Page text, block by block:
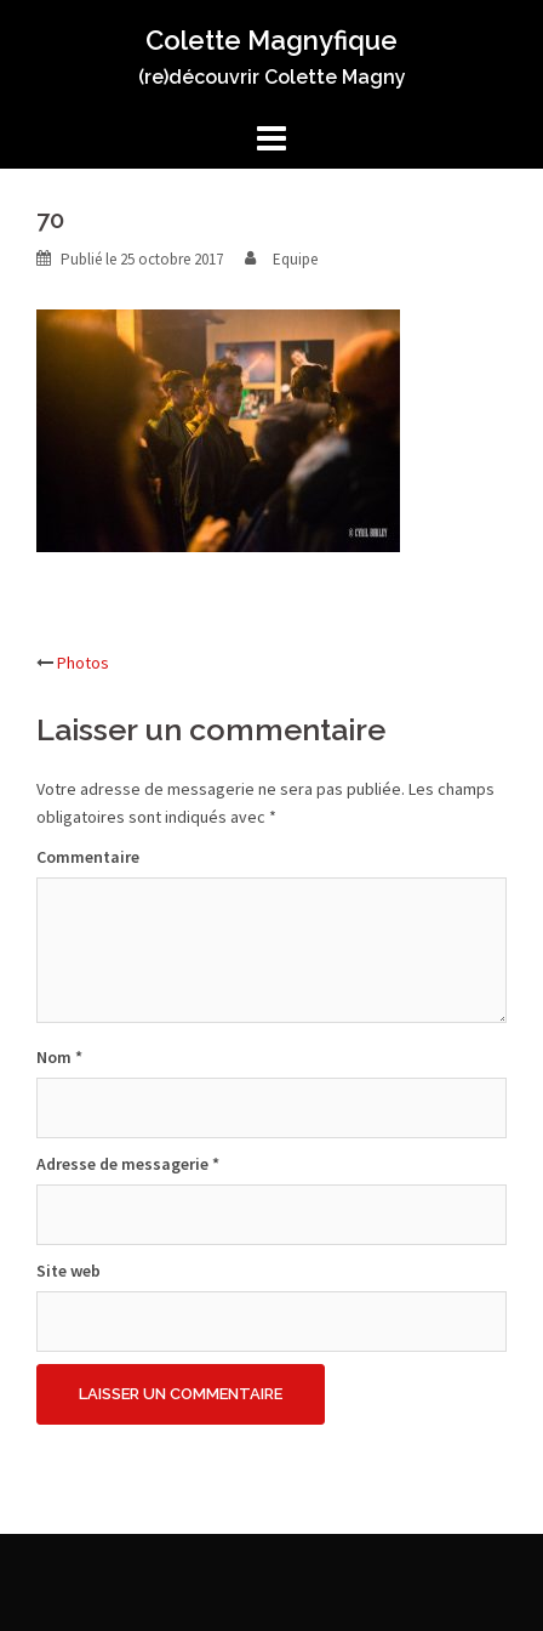
Colette Magnyfique
(re)découvrir Colette Magny
70
Publié le 25 octobre 2017 Equipe
Navigation
d’article
Photos
Laisser un commentaire
Votre adresse de messagerie ne sera pas publiée. Les champs
obligatoires sont indiqués avec *
Commentaire
Nom *
Adresse de messagerie*
Site web